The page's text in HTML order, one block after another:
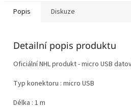
Popis Diskuze
Detailní popis produktu
Oficiální NHL produkt - micro USB
Typ konektoru : micro USB
Délka : 1 m